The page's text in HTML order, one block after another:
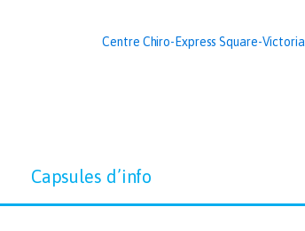
Centre Chiro-Express Square-Victoria
Capsules d’info